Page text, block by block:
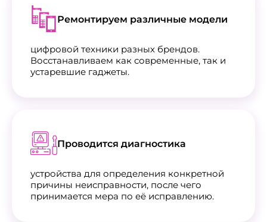
Ремонтируем различные модели
цифровой техники разных брендов.
Восстанавливаем как современные, так и
устаревшие гаджеты.
Проводится диагностика
устройства для определения конкретной
причины неисправности, после чего
принимается мера по её исправлению.